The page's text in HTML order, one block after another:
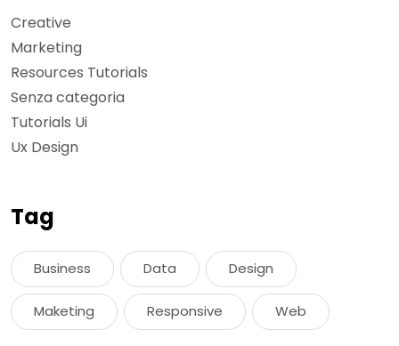
Creative
Marketing
Resources Tutorials
Senza categoria
Tutorials Ui
Ux Design
Tag
Business Data Design
Maketing Responsive Web